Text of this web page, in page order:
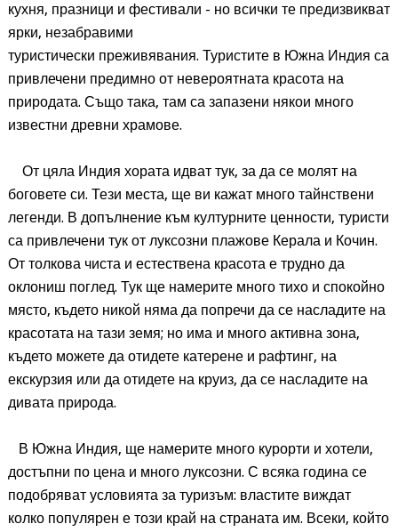
кухня, празници и фестивали - но всички те предизвикват
ярки, незабравими
туристически преживявания. Туристите в Южна Индия са
привлечени предимно от невероятната красота на
природата. Също така, там са запазени някои много
известни древни храмове.
От цяла Индия хората идват тук, за да се молят на
боговете си. Тези места, ще ви кажат много тайнствени
легенди. В допълнение към културните ценности, туристи
са привлечени тук от луксозни плажове Керала и Кочин.
От толкова чиста и естествена красота е трудно да
оклониш поглед. Тук ще намерите много тихо и спокойно
място, където никой няма да попречи да се насладите на
красотата на тази земя; но има и много активна зона,
където можете да отидете катерене и рафтинг, на
екскурзия или да отидете на круиз, да се насладите на
дивата природа.
В Южна Индия, ще намерите много курорти и хотели,
достъпни по цена и много луксозни. С всяка година се
подобряват условията за туризъм: властите виждат
колко популярен е този край на страната им. Всеки, който